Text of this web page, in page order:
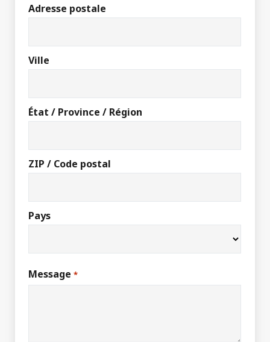
Adresse postale
Ville
État / Province / Région
ZIP / Code postal
Pays
Message *